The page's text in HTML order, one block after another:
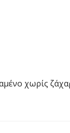
χωρίς